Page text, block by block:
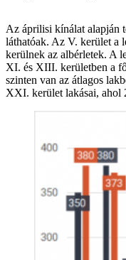
Az áprilisi kínálat alapján
láthatóak. Az V. kerület a
kerülnek az albérletek. A
XI. és XIII. kerületben a
szinten van az átlagos
XXI. kerület lakásai, ahol